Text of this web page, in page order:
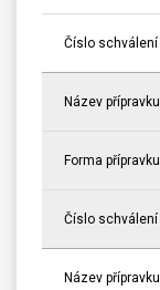
Číslo schválení
Název přípravku
Forma přípravku
Číslo schválení
Název přípravku